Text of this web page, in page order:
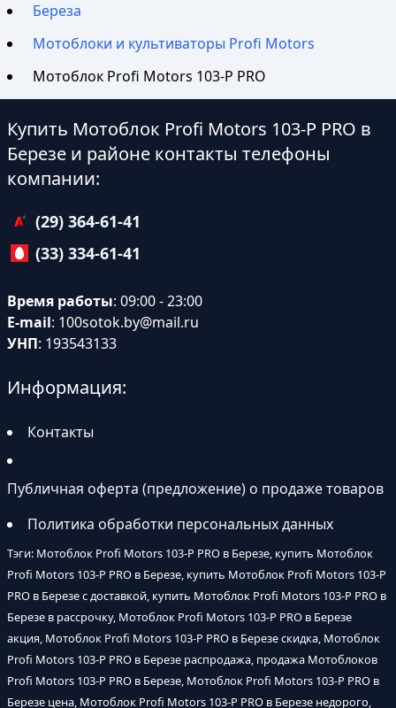
Береза
Мотоблоки и культиваторы Profi Motors
Мотоблок Profi Motors 103-P PRO
Купить Мотоблок Profi Motors 103-P PRO в
Березе и районе контакты телефоны
компании:
(29) 364-61-41
(33) 334-61-41
Время работы: 09:00 - 23:00
E-mail: 100sotok.by@mail.ru
УНП: 193543133
Информация:
Контакты
Публичная оферта (предложение) о продаже товаров
Политика обработки персональных данных
Тэги: Мотоблок Profi Motors 103-P PRO в Березе, купить Мотоблок
Profi Motors 103-P PRO в Березе, купить Мотоблок Profi Motors 103-P
PRO в Березе с доставкой, купить Мотоблок Profi Motors 103-P PRO в
Березе в рассрочку, Мотоблок Profi Motors 103-P PRO в Березе
акция, Мотоблок Profi Motors 103-P PRO в Березе скидка, Мотоблок
Profi Motors 103-P PRO в Березе распродажа, продажа Мотоблоков
Profi Motors 103-P PRO в Березе, Мотоблок Profi Motors 103-P PRO в
Березе цена, Мотоблок Profi Motors 103-P PRO в Березе недорого,